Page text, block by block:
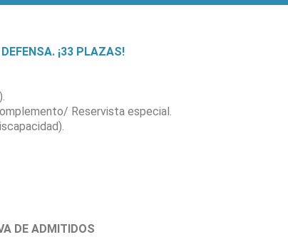
¡33 PLAZAS!
Reservista especial.
DE ADMITIDOS